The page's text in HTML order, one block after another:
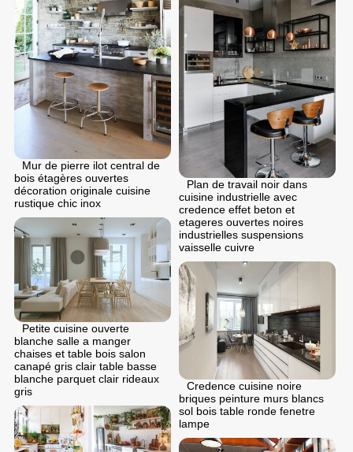
Mur de pierre ilot central de
bois étagères ouvertes
décoration originale cuisine
rustique chic inox
Plan de travail noir dans
cuisine industrielle avec
credence effet beton et
etageres ouvertes noires
industrielles suspensions
vaisselle cuivre
Petite cuisine ouverte
blanche salle a manger
chaises et table bois salon
canapé gris clair table basse
blanche parquet clair rideaux
gris
Credence cuisine noire
briques peinture murs blancs
sol bois table ronde fenetre
lampe